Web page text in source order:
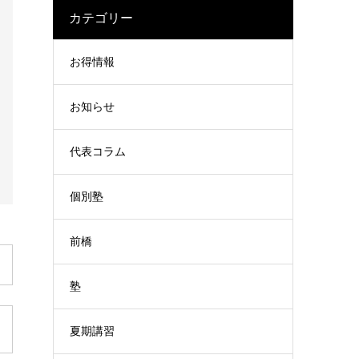
カテゴリー
お得情報
お知らせ
代表コラム
個別塾
前橋
塾
夏期講習